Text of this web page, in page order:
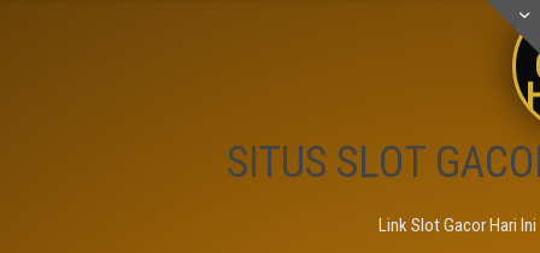
SITUS SLOT
Link Slot Gacor Hari Ini